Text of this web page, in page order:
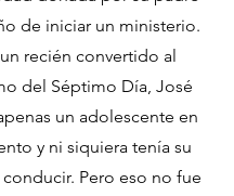
de iniciar un ministerio.
recién convertido al
del Séptimo Día, José
un adolescente en
y ni siquiera tenía su
Pero eso no fue